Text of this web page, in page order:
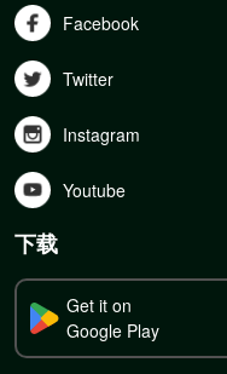
Facebook
Twitter
Instagram
Youtube
下载
Get it on
Google Play